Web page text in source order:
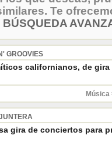
Te
BÚSQUEDA
GROOVIES
californianos, de gira
Música
gira de conciertos para